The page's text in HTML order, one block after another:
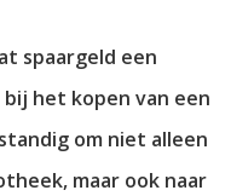
spaargeld een
het kopen van een
om niet alleen
maar ook naar